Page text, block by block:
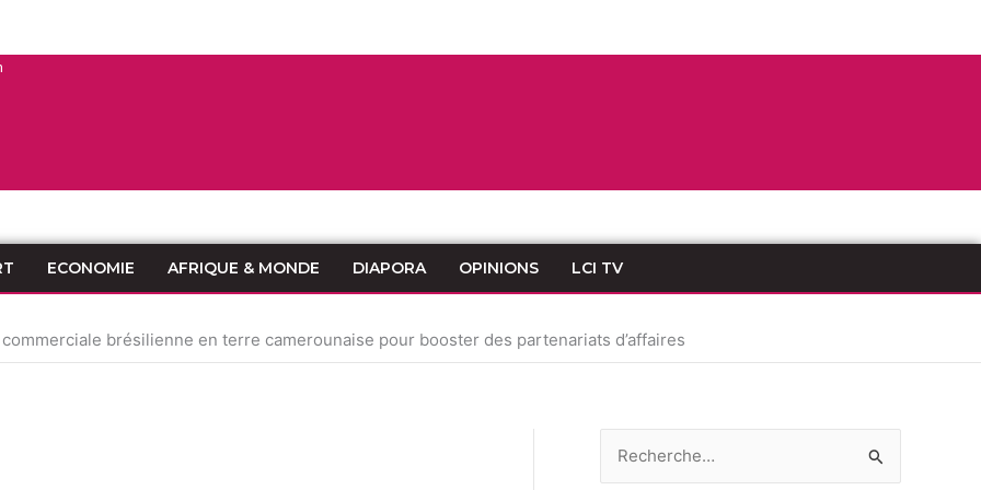
ECONOMIE AFRIQUE & MONDE DIAPORA OPINIONS LCI TV
brésilienne en terre camerounaise pour booster des partenariats d’affaires